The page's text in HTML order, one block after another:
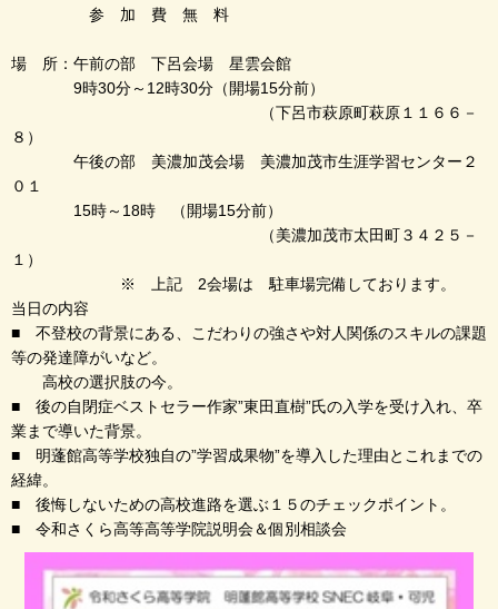
参 加 費 無 料
場 所：午前の部 下呂会場 星雲会館
9時30分～12時30分（開場15分前）
（下呂市萩原町萩原１１６６－
８）
午後の部 美濃加茂会場 美濃加茂市生涯学習センター２
０１
15時～18時 （開場15分前）
（美濃加茂市太田町３４２５－
１）
※ 上記 2会場は 駐車場完備しております。
当日の内容
■ 不登校の背景にある、こだわりの強さや対人関係のスキルの課題
等の発達障がいなど。
高校の選択肢の今。
■ 後の自閉症ベストセラー作家”東田直樹”氏の入学を受け入れ、卒
業まで導いた背景。
■ 明蓬館高等学校独自の”学習成果物”を導入した理由とこれまでの
経緯。
■ 後悔しないための高校進路を選ぶ１５のチェックポイント。
■ 令和さくら高等高等学院説明会＆個別相談会